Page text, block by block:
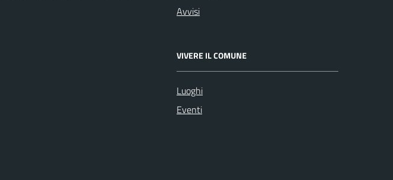
Avvisi
VIVERE IL COMUNE
Luoghi
Eventi